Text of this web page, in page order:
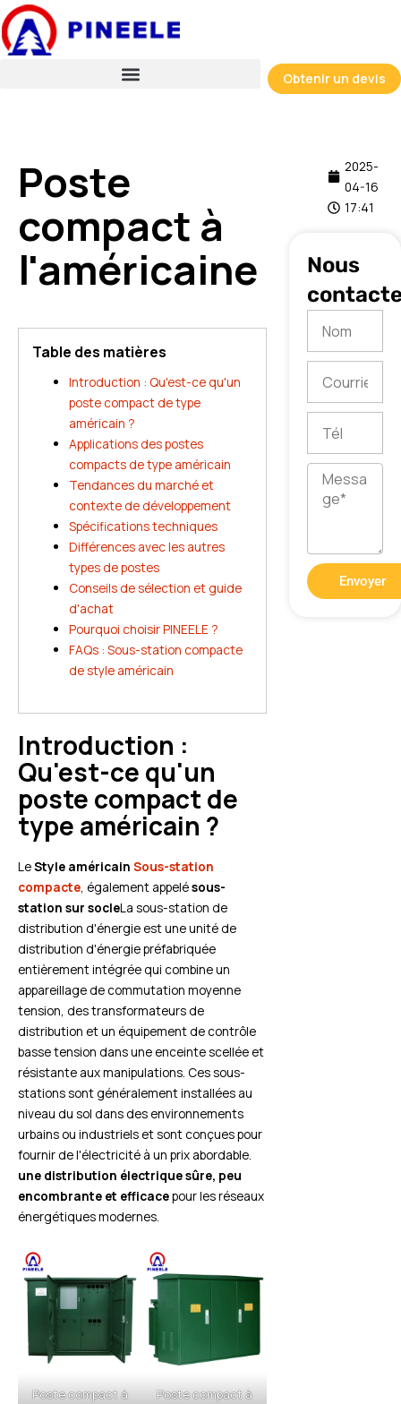
Skip
to
content
Obtenir un devis
Poste
compact à
l'américaine
2025-
04-16
17:41
Table des matières
Introduction : Qu'est-ce qu'un
poste compact de type
américain ?
Applications des postes
compacts de type américain
Tendances du marché et
contexte de développement
Spécifications techniques
Différences avec les autres
types de postes
Conseils de sélection et guide
d'achat
Pourquoi choisir PINEELE ?
FAQs : Sous-station compacte
de style américain
Introduction :
Qu'est-ce qu'un
poste compact de
type américain ?
LeStyle américain Sous-station
compacte, également appelésous-
station sur socleLa sous-station de
distribution d'énergie est une unité de
distribution d'énergie préfabriquée
entièrement intégrée qui combine un
appareillage de commutation moyenne
tension, des transformateurs de
distribution et un équipement de contrôle
basse tension dans une enceinte scellée et
résistante aux manipulations. Ces sous-
stations sont généralement installées au
niveau du sol dans des environnements
urbains ou industriels et sont conçues pour
fournir de l'électricité à un prix abordable.
une distribution électrique sûre, peu
encombrante et efficacepour les réseaux
énergétiques modernes.
Poste compact à
Poste compact à
Nous
Message
Envoyer